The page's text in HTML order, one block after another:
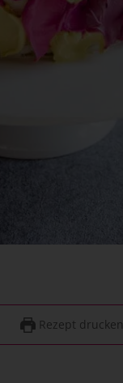
Rezept drucken